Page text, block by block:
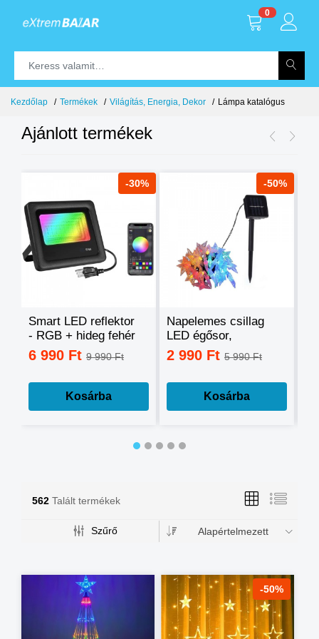
0
Kezdőlap Termékek Világítás, Energia, Dekor Lámpa katalógus
Ajánlott termékek
-30%
Smart LED reflektor
- RGB + hideg fehér
+ meleg fehér, okos
telefonnal
6 990 Ft 9 990 Ft
Kosárba
-50%
Napelemes csillag
LED égősor,
fényfüzér
2 990 Ft 5 990 Ft
Kosárba
562 Talált termékek
Szűrő Alapértelmezett
-50%